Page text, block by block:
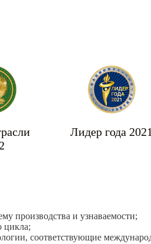
Лидер года 2021
производства и узнаваемости;
цикла;
соответствующие